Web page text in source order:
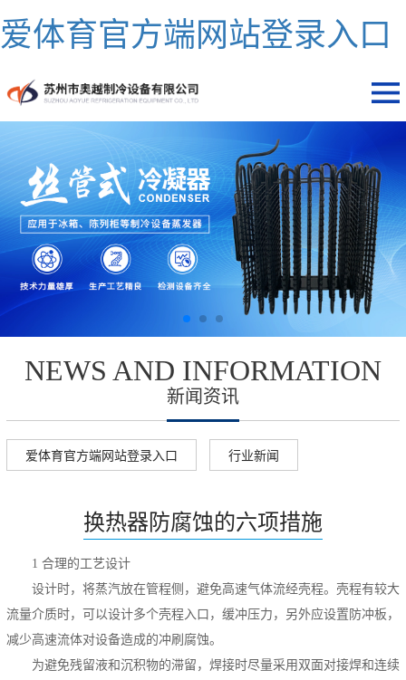
爱体育官方端网站登录入口
NEWS AND INFORMATION
新闻资讯
爱体育官方端网站登录入口 行业新闻
换热器防腐蚀的六项措施
1 合理的工艺设计
设计时，将蒸汽放在管程侧，避免高速气体流经壳程。壳程有较大
流量介质时，可以设计多个壳程入口，缓冲压力，另外应设置防冲板，
减少高速流体对设备造成的冲刷腐蚀。
为避免残留液和沉积物的滞留，焊接时尽量采用双面对接焊和连续